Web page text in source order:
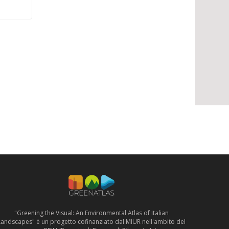
"Greening the Visual: An Environmental Atlas of Italian
è un progetto cofinanziato dal MIUR nell'ambito del